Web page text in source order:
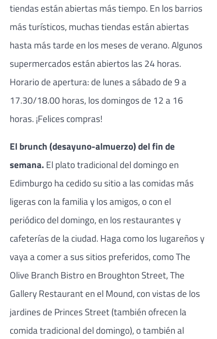
tiendas están abiertas más tiempo. En los barrios
más turísticos, muchas tiendas están abiertas
hasta más tarde en los meses de verano. Algunos
supermercados están abiertos las 24 horas.
Horario de apertura: de lunes a sábado de 9 a
17.30/18.00 horas, los domingos de 12 a 16
horas. ¡Felices compras!
El brunch (desayuno-almuerzo) del fin de
semana. El plato tradicional del domingo en
Edimburgo ha cedido su sitio a las comidas más
ligeras con la familia y los amigos, o con el
periódico del domingo, en los restaurantes y
cafeterías de la ciudad. Haga como los lugareños y
vaya a comer a sus sitios preferidos, como The
Olive Branch Bistro en Broughton Street, The
Gallery Restaurant en el Mound, con vistas de los
jardines de Princes Street (también ofrecen la
comida tradicional del domingo), o también al